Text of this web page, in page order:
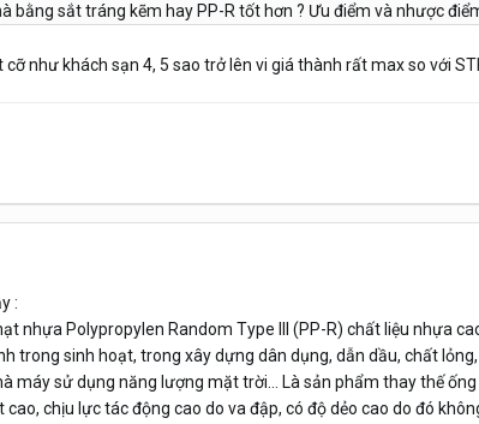
bằng sắt tráng kẽm hay PP-R tốt hơn ? Ưu điểm và nhược
như khách sạn 4, 5 sao trở lên vi giá thành rất max so với
:
nhựa Polypropylen Random Type III (PP-R) chất liệu nhựa
trong sinh hoạt, trong xây dựng dân dụng, dẫn dầu, chất
máy sử dụng năng lượng mặt trời… Là sản phẩm thay thế
chịu lực tác động cao do va đập, có độ dẻo cao do đó